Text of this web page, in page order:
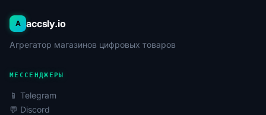
A accsly.io
Агрегатор магазинов цифровых товаров
МЕССЕНДЖЕРЫ
📱 Telegram
💬 Discord